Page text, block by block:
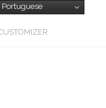
Portuguese